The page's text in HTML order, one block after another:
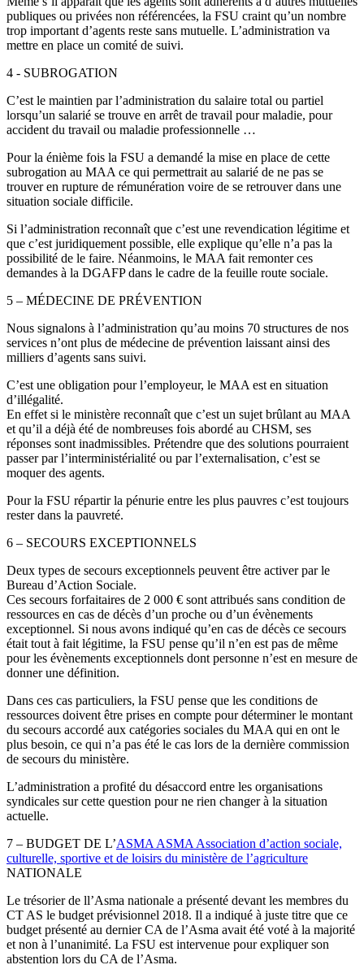
publiques ou privées non référencées, la FSU craint qu’un nombre
trop important d’agents reste sans mutuelle. L’administration va
mettre en place un comité de suivi.
4 - SUBROGATION
C’est le maintien par l’administration du salaire total ou partiel
lorsqu’un salarié se trouve en arrêt de travail pour maladie, pour
accident du travail ou maladie professionnelle …
Pour la énième fois la FSU a demandé la mise en place de cette
subrogation au MAA ce qui permettrait au salarié de ne pas se
trouver en rupture de rémunération voire de se retrouver dans une
situation sociale difficile.
Si l’administration reconnaît que c’est une revendication légitime et
que c’est juridiquement possible, elle explique qu’elle n’a pas la
possibilité de le faire. Néanmoins, le MAA fait remonter ces
demandes à la DGAFP dans le cadre de la feuille route sociale.
5 – MÉDECINE DE PRÉVENTION
Nous signalons à l’administration qu’au moins 70 structures de nos
services n’ont plus de médecine de prévention laissant ainsi des
milliers d’agents sans suivi.
C’est une obligation pour l’employeur, le MAA est en situation
d’illégalité.
En effet si le ministère reconnaît que c’est un sujet brûlant au MAA
et qu’il a déjà été de nombreuses fois abordé au CHSM, ses
réponses sont inadmissibles. Prétendre que des solutions pourraient
passer par l’interministérialité ou par l’externalisation, c’est se
moquer des agents.
Pour la FSU répartir la pénurie entre les plus pauvres c’est toujours
rester dans la pauvreté.
6 – SECOURS EXCEPTIONNELS
Deux types de secours exceptionnels peuvent être activer par le
Bureau d’Action Sociale.
Ces secours forfaitaires de 2 000 € sont attribués sans condition de
ressources en cas de décès d’un proche ou d’un évènements
exceptionnel. Si nous avons indiqué qu’en cas de décès ce secours
était tout à fait légitime, la FSU pense qu’il n’en est pas de même
pour les évènements exceptionnels dont personne n’est en mesure de
donner une définition.
Dans ces cas particuliers, la FSU pense que les conditions de
ressources doivent être prises en compte pour déterminer le montant
du secours accordé aux catégories sociales du MAA qui en ont le
plus besoin, ce qui n’a pas été le cas lors de la dernière commission
de secours du ministère.
L’administration a profité du désaccord entre les organisations
syndicales sur cette question pour ne rien changer à la situation
actuelle.
7 – BUDGET DE L’ASMA ASMA Association d’action sociale,
culturelle, sportive et de loisirs du ministère de l’agriculture
NATIONALE
Le trésorier de ll’Asma nationale a présenté devant les membres du
CT AS le budget prévisionnel 2018. Il a indiqué à juste titre que ce
budget présenté au dernier CA de l’Asma avait été voté à la majorité
et non à l’unanimité. La FSU est intervenue pour expliquer son
abstention lors du CA de l’Asma.